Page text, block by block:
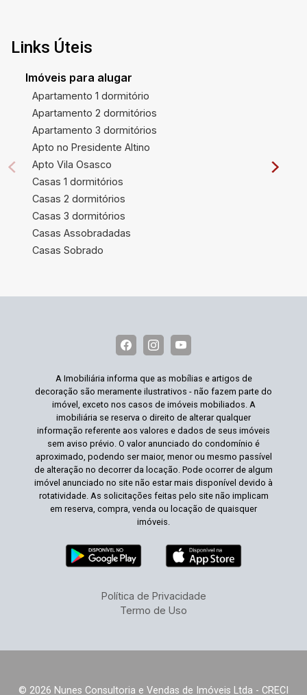
Links Úteis
Imóveis para alugar
Apartamento 1 dormitório
Apartamento 2 dormitórios
Apartamento 3 dormitórios
Apto no Presidente Altino
Apto Vila Osasco
Casas 1 dormitórios
Casas 2 dormitórios
Casas 3 dormitórios
Casas Assobradadas
Casas Sobrado
A Imobiliária informa que as mobílias e artigos de
decoração são meramente ilustrativos - não fazem parte do
imóvel, exceto nos casos de imóveis mobiliados. A
imobiliária se reserva o direito de alterar qualquer
informação referente aos valores e dados de seus imóveis
sem aviso prévio. O valor anunciado do condomínio é
aproximado, podendo ser maior, menor ou mesmo passível
de alteração no decorrer da locação. Pode ocorrer de algum
imóvel anunciado no site não estar mais disponível devido à
rotatividade. As solicitações feitas pelo site não implicam
em reserva, compra, venda ou locação de quaisquer
imóveis.
Política de Privacidade
Termo de Uso
© 2026 Nunes Consultoria e Vendas de Imóveis Ltda - CRECI